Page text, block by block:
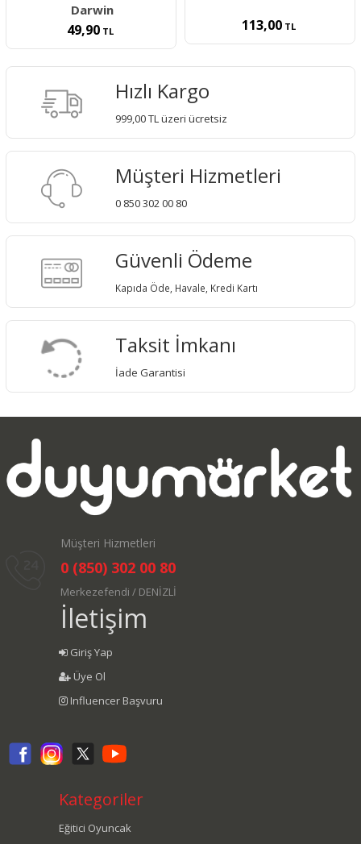
Darwin
49,90TL 113,00 TL
Hızlı Kargo
999,00 TL üzeri ücretsiz
Müşteri Hizmetleri
0 850 302 00 80
Güvenli Ödeme
Kapıda Öde, Havale, Kredi Kartı
Taksit İmkanı
İade Garantisi
Müşteri Hizmetleri
0 (850) 302 00 80
Merkezefendi / DENİZLİ
İletişim
Giriş Yap
Üye Ol
Influencer Başvuru
Kategoriler
Eğitici Oyuncak